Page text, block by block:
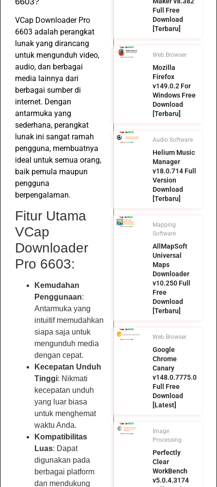
VCap Downloader Pro
6603 adalah perangkat
lunak yang dirancang
untuk mengunduh video,
audio, dan berbagai
media lainnya dari
berbagai sumber di
internet. Dengan
antarmuka yang
sederhana, perangkat
lunak ini sangat ramah
pengguna, membuatnya
ideal untuk semua orang,
baik pemula maupun
pengguna
berpengalaman.
Fitur Utama
VCap
Downloader
Pro 6603:
Kemudahan
Penggunaan:
Antarmuka yang
intuitif memudahkan
siapa saja untuk
mengunduh media
dengan cepat.
Kecepatan Unduh
Tinggi: Nikmati
kecepatan unduh
yang luar biasa
untuk menghemat
waktu Anda.
Kompatibilitas
Luas: Dapat
digunakan pada
berbagai platform
dan mendukung
Full Free
Download
[Terbaru]
Web Browser
Mozilla
Firefox
v149.0.2 For
Windows Free
Download
[Terbaru]
Audio Software
Helium Music
Manager
v18.0.714 Full
Version
Download
[Terbaru]
Mapping
Software
AllMapSoft
Universal
Maps
Downloader
v10.250 Full
Free
Download
[Terbaru]
Web Browser
Google
Chrome
Canary
v148.0.7775.0
Full Free
Download
[Latest]
Image
Processing
Perfectly
Clear
WorkBench
v5.0.4.3174